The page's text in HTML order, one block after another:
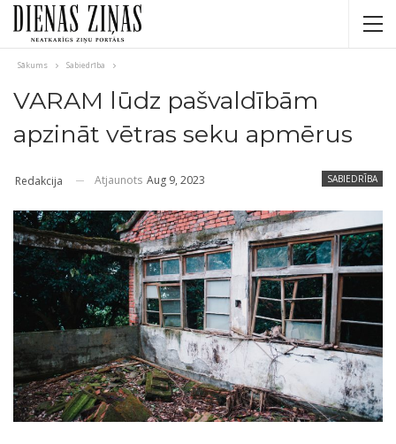
Sākums Sabiedrība
VARAM lūdz pašvaldībām
apzināt vētras seku apmērus
SABIEDRĪBA
Redakcija Atjaunots Aug 9, 2023